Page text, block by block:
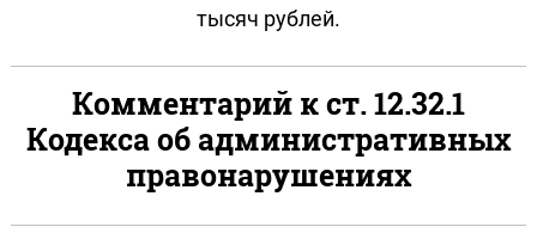
тысяч рублей.
Комментарий к ст. 12.32.1
Кодекса об административных
правонарушениях